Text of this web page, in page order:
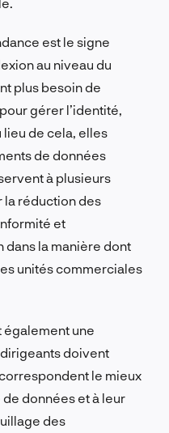
est le signe
au niveau du
plus besoin de
gérer l’identité,
lieu de cela, elles
de données
à plusieurs
la réduction des
et
dans la manière dont
unités commerciales
une
doivent
le mieux
données et à leur
des